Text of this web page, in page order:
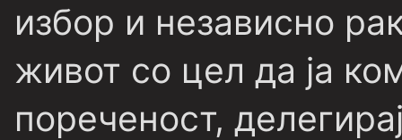
избор и независно
живот со цел да ја
пореченост,